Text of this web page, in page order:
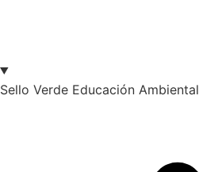
Sello Verde Educación Ambiental